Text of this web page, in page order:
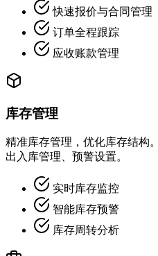
快速报价与合同管理
订单全程跟踪
应收账款管理
库存管理
精准库存管理，优化库存结构
出入库管理、预警设置。
实时库存监控
智能库存预警
库存周转分析